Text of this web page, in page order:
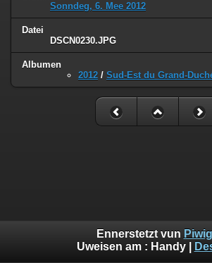
Sonndeg, 6. Mee 2012
Datei
DSCN0230.JPG
Albumen
2012 / Sud-Est du Grand-
Ennerstetzt vun
Uweisen am : Handy|